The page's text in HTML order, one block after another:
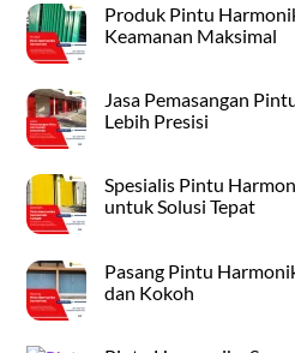
Produk Pintu
Keamanan Maksimal
Jasa Pemasangan
Lebih Presisi
Spesialis Pintu
untuk Solusi Tepat
Pasang Pintu
dan Kokoh